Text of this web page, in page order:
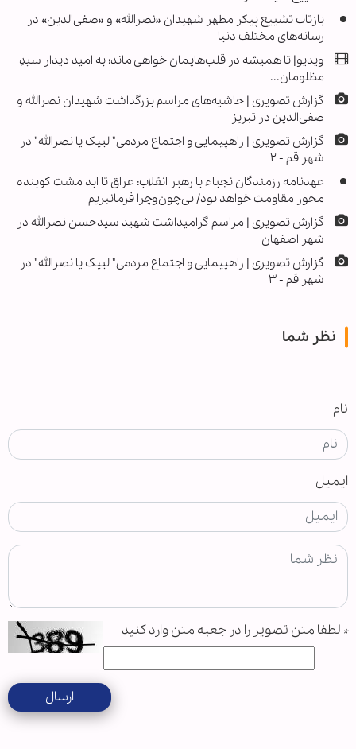
بازتاب تشییع پیکر مطهر شهیدان «نصرالله» و «صفی‌الدین» در
رسانه‌های مختلف دنیا
ویدیو| تا همیشه در قلب‌هایمان خواهی ماند؛ به امید دیدار سیدِ
مظلومان...
گزارش تصویری | حاشیه‌های مراسم بزرگداشت شهیدان نصرالله و
صفی‌الدین در تبریز
گزارش تصویری | راهپیمایی و اجتماع مردمی" لبیک یا نصرالله" در
شهر قم - ۲
عهدنامه رزمندگان نجباء با رهبر انقلاب: عراق تا ابد مشت کوبنده
محور مقاومت خواهد بود/ بی‌چون‌وچرا فرمانبریم
گزارش تصویری | مراسم گرامیداشت شهید سیدحسن نصرالله در
شهر اصفهان
گزارش تصویری | راهپیمایی و اجتماع مردمی" لبیک یا نصرالله" در
شهر قم - ۳
نظر شما
نام
ایمیل
* لطفا متن تصویر را در جعبه متن وارد کنید
ارسال